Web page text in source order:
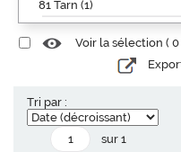
81 Tarn (1)
Voir la sélection ( 0
Tri par :
sur 1